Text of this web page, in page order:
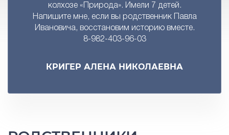
колхозе «Природа». Имели 7 детей.
Напишите мне, если вы родственник Павла
Ивановича, восстановим историю вместе.
8-982-403-96-03
КРИГЕР АЛЕНА НИКОЛАЕВНА